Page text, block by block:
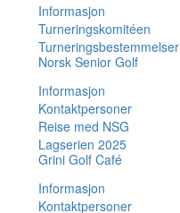
Informasjon
Turneringskomitéen
Turneringsbestemmelser
Norsk Senior Golf
Informasjon
Kontaktpersoner
Reise med NSG
Lagserien 2025
Grini Golf Café
Informasjon
Kontaktpersoner